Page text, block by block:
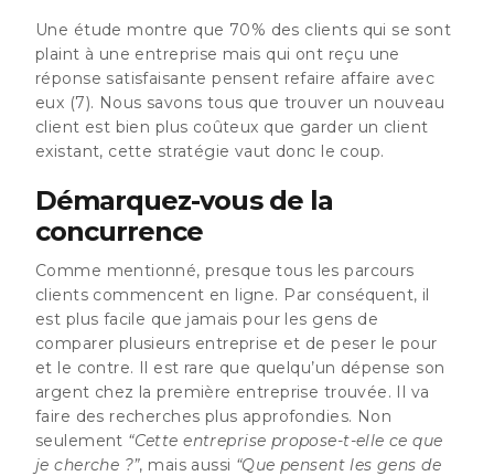
Une étude montre que 70% des clients qui se sont
plaint à une entreprise mais qui ont reçu une
réponse satisfaisante pensent refaire affaire avec
eux (7). Nous savons tous que trouver un nouveau
client est bien plus coûteux que garder un client
existant, cette stratégie vaut donc le coup.
Démarquez-vous de la
concurrence
Comme mentionné, presque tous les parcours
clients commencent en ligne. Par conséquent, il
est plus facile que jamais pour les gens de
comparer plusieurs entreprise et de peser le pour
et le contre. Il est rare que quelqu’un dépense son
argent chez la première entreprise trouvée. Il va
faire des recherches plus approfondies. Non
seulement “Cette entreprise propose-t-elle ce que
je cherche ?”, mais aussi “Que pensent les gens de